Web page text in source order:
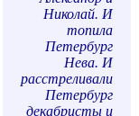
Николай. И
топила
Петербург
Нева. И
расстреливали
Петербург
декабристы и